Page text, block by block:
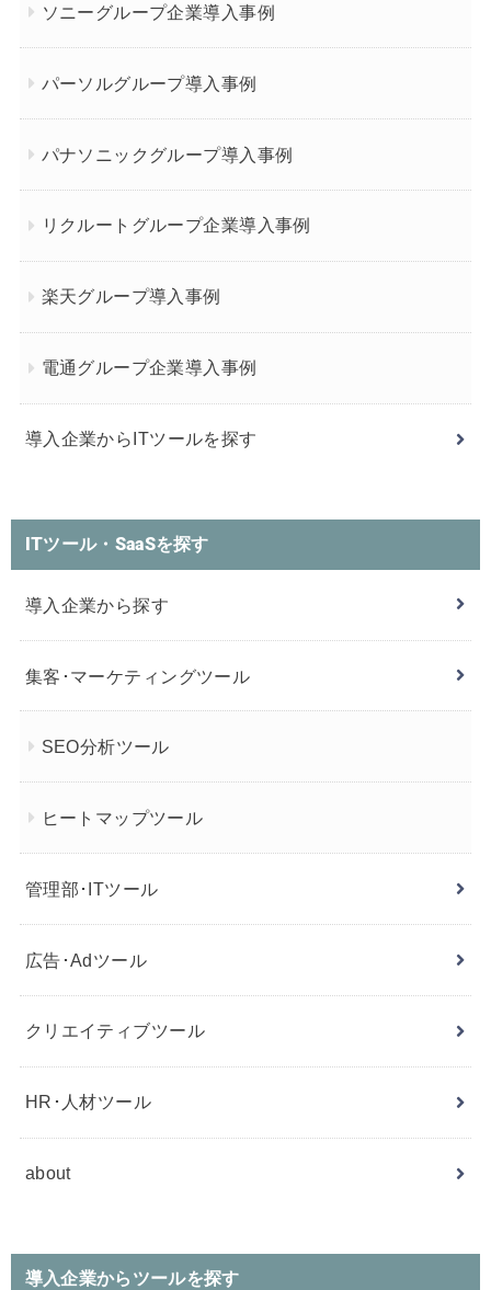
ソニーグループ企業導入事例
パーソルグループ導入事例
パナソニックグループ導入事例
リクルートグループ企業導入事例
楽天グループ導入事例
電通グループ企業導入事例
導入企業からITツールを探す
ITツール・SaaSを探す
導入企業から探す
集客･マーケティングツール
SEO分析ツール
ヒートマップツール
管理部･ITツール
広告･Adツール
クリエイティブツール
HR･人材ツール
about
導入企業からツールを探す